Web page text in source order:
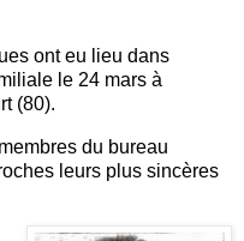
ont eu lieu dans
le 24 mars à
(80).
du bureau
leurs plus sincères